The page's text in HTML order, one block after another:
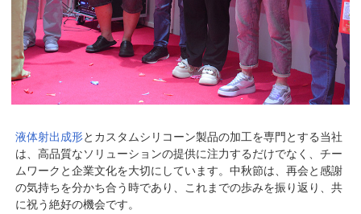
液体射出成形とカスタムシリコーン製品の加工を専門とする当社
は、高品質なソリューションの提供に注力するだけでなく、チー
ムワークと企業文化を大切にしています。中秋節は、再会と感謝
の気持ちを分かち合う時であり、これまでの歩みを振り返り、共
に祝う絶好の機会です。